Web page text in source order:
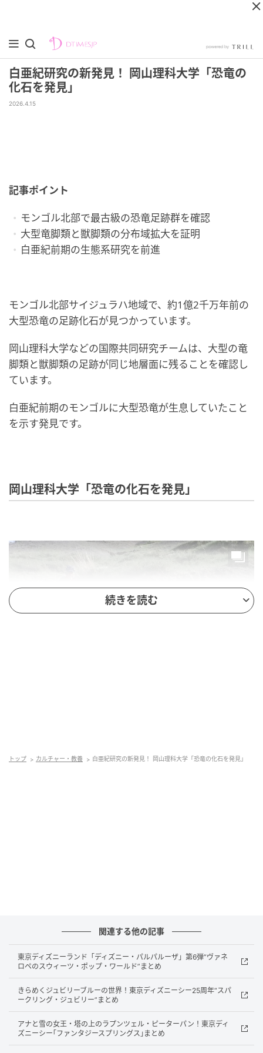
白亜紀研究の新発見！ 岡山理科大学「恐竜の
化石を発見」
2026.4.15
記事ポイント
モンゴル北部で最古級の恐竜足跡群を確認
大型竜脚類と獣脚類の分布域拡大を証明
白亜紀前期の生態系研究を前進
モンゴル北部サイジュラハ地域で、約1億2千万年前の
大型恐竜の足跡化石が見つかっています。
岡山理科大学などの国際共同研究チームは、大型の竜
脚類と獣脚類の足跡が同じ地層面に残ることを確認し
ています。
白亜紀前期のモンゴルに大型恐竜が生息していたこと
を示す発見です。
岡山理科大学「恐竜の化石を発見」
生物学研究所、モンゴル国立大学
発見地: モンゴル北部サイジュラハ地域
地層年代: 白亜紀前期約1億2千万年前
足跡数: 31個
論文掲載日: 2026年3月19日
掲載誌: Ichnos
今回の調査では、約70年前に報告されたまま所在不明
続きを読む
トップ カルチャー・教養 白亜紀研究の新発見！ 岡山理科大学「恐竜の化石を発見」
関連する他の記事
東京ディズニーランド「ディズニー・パルパルーザ」第6弾“ヴァネ
ロペのスウィーツ・ポップ・ワールド”まとめ
きらめくジュビリーブルーの世界！東京ディズニーシー25周年“スパ
ークリング・ジュビリー”まとめ
アナと雪の女王・塔の上のラプンツェル・ピーターパン！東京ディ
ズニーシー｢ファンタジースプリングス｣まとめ